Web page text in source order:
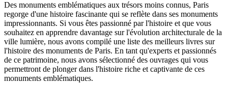
Des monuments emblématiques aux trésors moins connus, Paris
regorge d'une histoire fascinante qui se reflète dans ses monuments
impressionnants. Si vous êtes passionné par l'histoire et que vous
souhaitez en apprendre davantage sur l'évolution architecturale de la
ville lumière, nous avons compilé une liste des meilleurs livres sur
l'histoire des monuments de Paris. En tant qu'experts et passionnés
de ce patrimoine, nous avons sélectionné des ouvrages qui vous
permettront de plonger dans l'histoire riche et captivante de ces
monuments emblématiques.